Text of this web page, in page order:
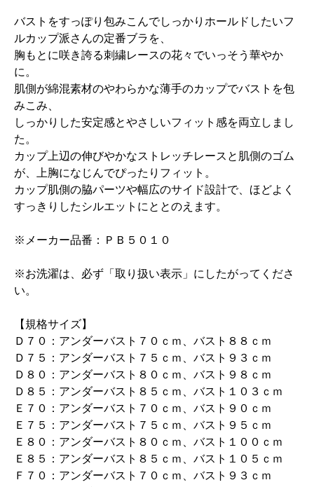
バストをすっぽり包みこんでしっかりホールドしたいフ
ルカップ派さんの定番ブラを、
胸もとに咲き誇る刺繍レースの花々でいっそう華やか
に。
肌側が綿混素材のやわらかな薄手のカップでバストを包
みこみ、
しっかりした安定感とやさしいフィット感を両立しまし
た。
カップ上辺の伸びやかなストレッチレースと肌側のゴム
が、上胸になじんでぴったりフィット。
カップ肌側の脇パーツや幅広のサイド設計で、ほどよく
すっきりしたシルエットにととのえます。
※メーカー品番：ＰＢ５０１０
※お洗濯は、必ず「取り扱い表示」にしたがってくださ
い。
【規格サイズ】
Ｄ７０：アンダーバスト７０ｃｍ、バスト８８ｃｍ
Ｄ７５：アンダーバスト７５ｃｍ、バスト９３ｃｍ
Ｄ８０：アンダーバスト８０ｃｍ、バスト９８ｃｍ
Ｄ８５：アンダーバスト８５ｃｍ、バスト１０３ｃｍ
Ｅ７０：アンダーバスト７０ｃｍ、バスト９０ｃｍ
Ｅ７５：アンダーバスト７５ｃｍ、バスト９５ｃｍ
Ｅ８０：アンダーバスト８０ｃｍ、バスト１００ｃｍ
Ｅ８５：アンダーバスト８５ｃｍ、バスト１０５ｃｍ
Ｆ７０：アンダーバスト７０ｃｍ、バスト９３ｃｍ